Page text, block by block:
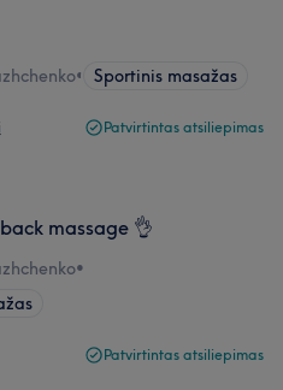
• Sportinis masažas
Patvirtintas atsiliepimas
massage 👌
•
Patvirtintas atsiliepimas